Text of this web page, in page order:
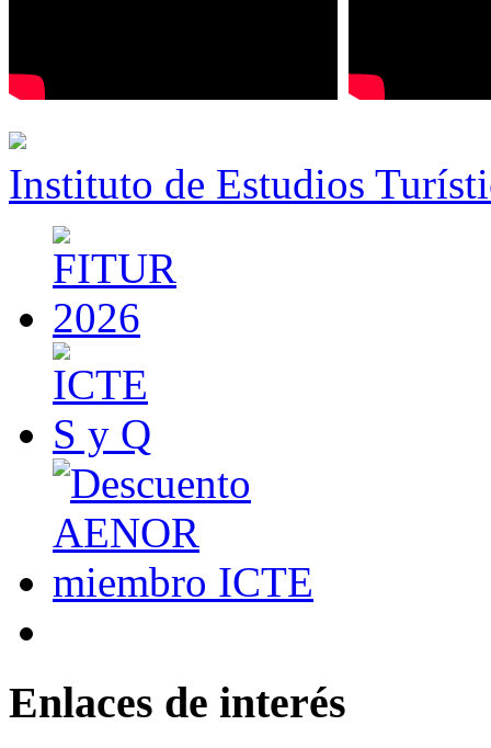
Instituto de Estudios
Enlaces de interés